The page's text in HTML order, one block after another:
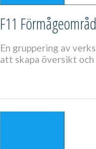
F11
En gruppering av
att skapa översikt